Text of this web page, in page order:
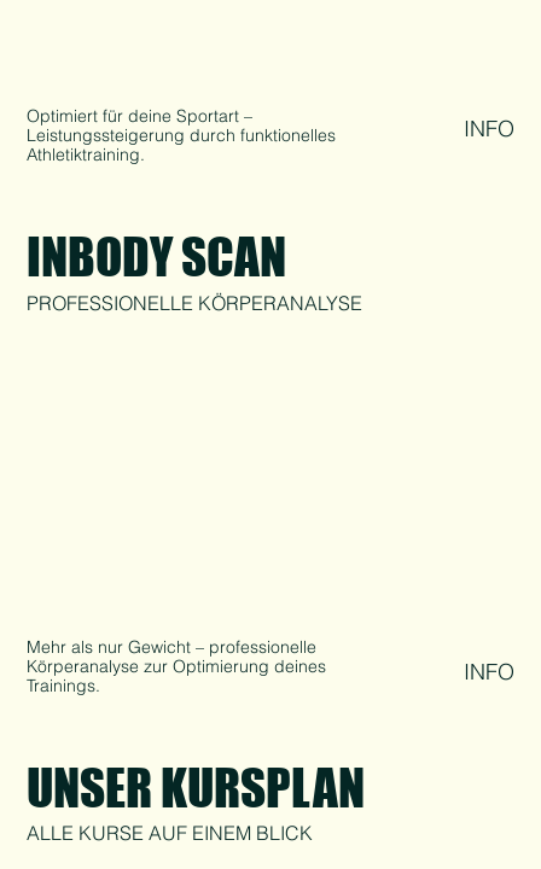
Optimiert für deine Sportart –
Leistungssteigerung durch funktionelles
Athletiktraining.
INFO
INBODY SCAN
PROFESSIONELLE KÖRPERANALYSE
Mehr als nur Gewicht – professionelle
Körperanalyse zur Optimierung deines
Trainings.
INFO
UNSER KURSPLAN
ALLE KURSE AUF EINEM BLICK